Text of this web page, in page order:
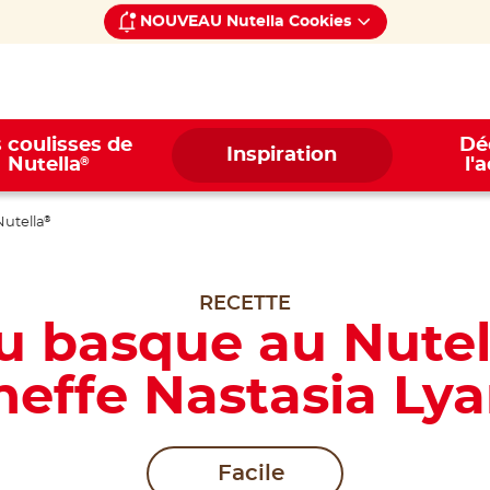
NOUVEAU Nutella Cookies
coulisses de
Nutella® Inspiration
®
RECETTE
basque au
Nastasia
Facile